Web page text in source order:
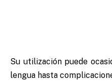
Su utilización puede
lengua hasta